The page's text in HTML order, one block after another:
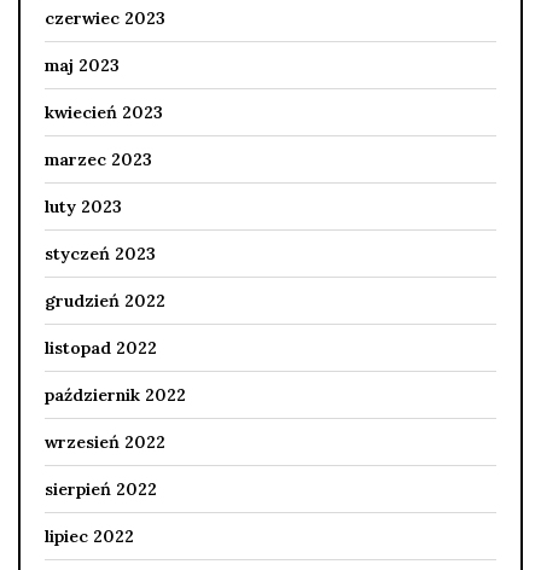
czerwiec 2023
maj 2023
kwiecień 2023
marzec 2023
luty 2023
styczeń 2023
grudzień 2022
listopad 2022
październik 2022
wrzesień 2022
sierpień 2022
lipiec 2022